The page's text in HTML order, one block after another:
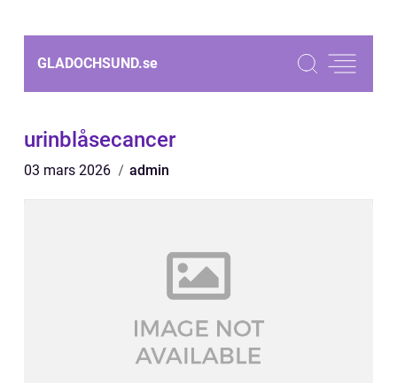
GLADOCHSUND.se
urinblåsecancer
03 mars 2026 admin